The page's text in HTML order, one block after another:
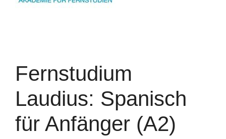
Fernstudium
Laudius: Spanisch
für Anfänger (A2)